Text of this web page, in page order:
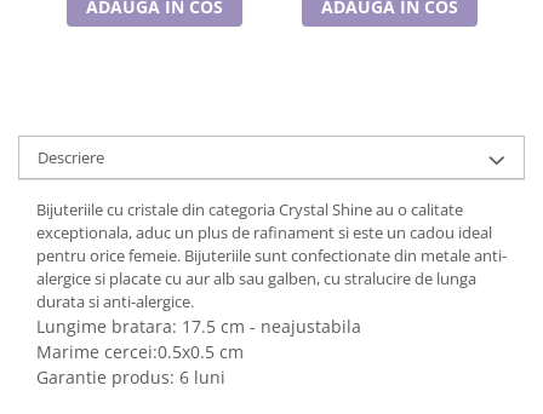
ADAUGA IN COS ADAUGA IN COS
Descriere
Bijuteriile cu cristale din categoria Crystal Shine au o calitate
exceptionala, aduc un plus de rafinament si este un cadou ideal
pentru orice femeie. Bijuteriile sunt confectionate din metale anti-
alergice si placate cu aur alb sau galben, cu stralucire de lunga
durata si anti-alergice.
Lungime bratara: 17.5 cm - neajustabila
Marime cercei:0.5x0.5 cm
Garantie produs: 6 luni